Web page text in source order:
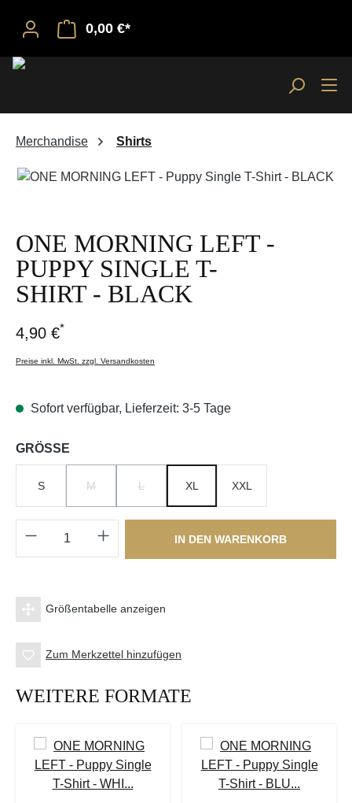
0,00 €*
Merchandise Shirts
Bildergalerie überspringen
ONE MORNING LEFT -
PUPPY SINGLE T-
SHIRT - BLACK
4,90 €*
Preise inkl. MwSt. zzgl. Versandkosten
Sofort verfügbar, Lieferzeit: 3-5 Tage
GRÖSSE
S M L XL XXL
Produkt Anzahl: Gib den gewünschten
IN DEN WARENKORB
Größentabelle anzeigen
Zum Merkzettel hinzufügen
WEITERE FORMATE